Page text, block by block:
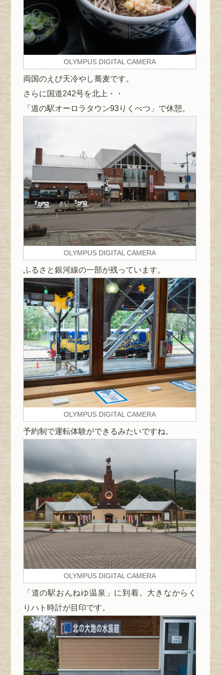
OLYMPUS DIGITAL CAMERA
両国のえび天冷やし蕎麦です。
さらに国道242号を北上・・
「道の駅オーロラタウン93りくべつ」で休憩。
OLYMPUS DIGITAL CAMERA
ふるさと銀河線の一部が残っています。
OLYMPUS DIGITAL CAMERA
予約制で運転体験ができるみたいですね。
OLYMPUS DIGITAL CAMERA
「道の駅おんねゆ温泉」に到着。大きなからく
りハト時計が目印です。